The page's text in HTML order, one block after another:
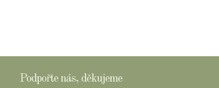
Podpořte nás, děkujeme